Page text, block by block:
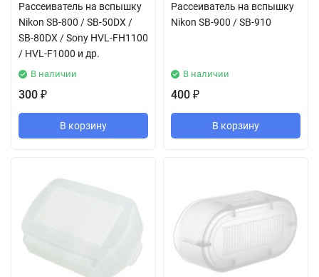
Рассеиватель на вспышку
Nikon SB-800 / SB-50DX /
SB-80DX / Sony HVL-FH1100
/ HVL-F1000 и др.
В наличии
300 ₽
В корзину
Рассеиватель на вспышку
Nikon SB-900 / SB-910
В наличии
400 ₽
В корзину